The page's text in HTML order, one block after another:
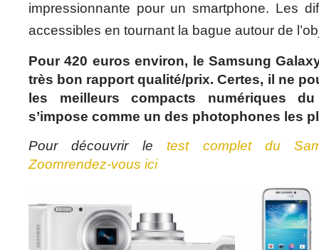
impressionnante pour un smartphone. Les
accessibles en tournant la bague autour de
Pour 420 euros environ, le Samsung
très bon rapport qualité/prix. Certes, il ne
les meilleurs compacts numériques
s’impose comme un des photophones les
Pour découvrir letest complet du
Zoomrendez-vous ici